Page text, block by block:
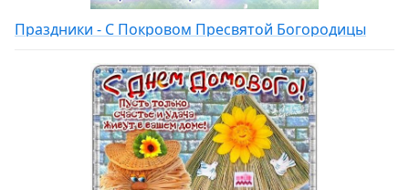
Праздники - С Покровом Пресвятой Богородицы